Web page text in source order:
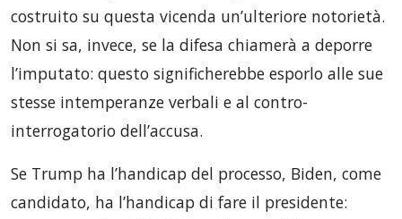
costruito su questa vicenda un’ulteriore notorietà.
Non si sa, invece, se la difesa chiamerà a deporre
l’imputato: questo significherebbe esporlo alle sue
stesse intemperanze verbali e al contro-
interrogatorio dell’accusa.
Se Trump ha l’handicap del processo, Biden, come
candidato, ha l’handicap di fare il presidente: